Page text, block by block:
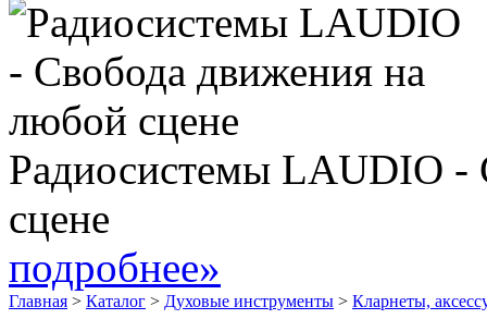
Радиосистемы LAUDIO -
сцене
подробнее»
Главная > Каталог > Духовые инструменты > Кларнеты,